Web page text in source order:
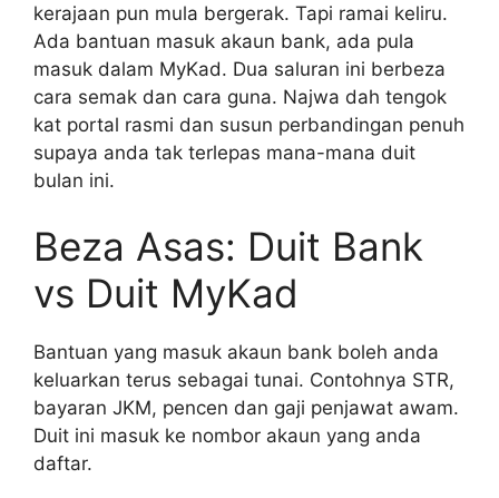
kerajaan pun mula bergerak. Tapi ramai keliru.
Ada bantuan masuk akaun bank, ada pula
masuk dalam MyKad. Dua saluran ini berbeza
cara semak dan cara guna. Najwa dah tengok
kat portal rasmi dan susun perbandingan penuh
supaya anda tak terlepas mana-mana duit
bulan ini.
Beza Asas: Duit Bank
vs Duit MyKad
Bantuan yang masuk akaun bank boleh anda
keluarkan terus sebagai tunai. Contohnya STR,
bayaran JKM, pencen dan gaji penjawat awam.
Duit ini masuk ke nombor akaun yang anda
daftar.